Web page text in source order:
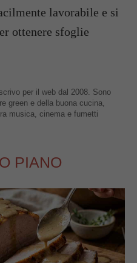
lavorabile e si
ottenere sfoglie
per il web dal 2008. Sono
green e della buona cucina,
musica, cinema e fumetti
PIANO